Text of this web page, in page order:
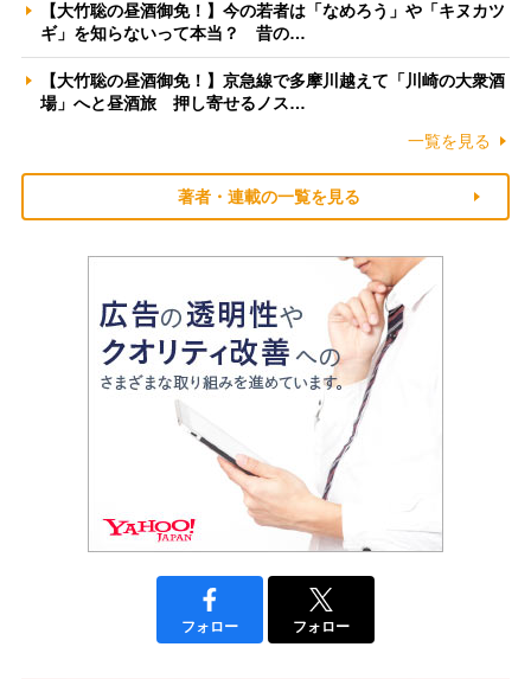
【大竹聡の昼酒御免！】今の若者は「なめろう」や「キヌカツ
ギ」を知らないって本当？ 昔の…
【大竹聡の昼酒御免！】京急線で多摩川越えて「川崎の大衆酒
場」へと昼酒旅 押し寄せるノス…
一覧を見る
著者・連載の一覧を見る
フォロー フォロー